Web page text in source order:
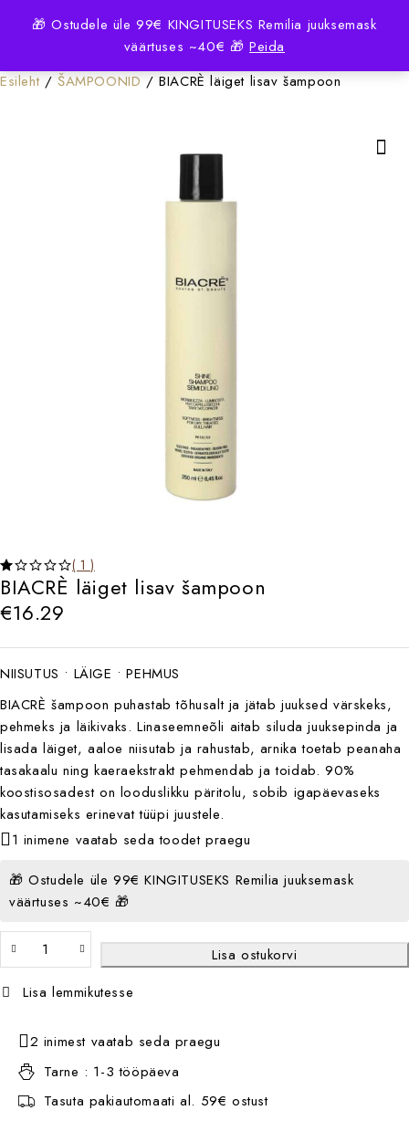
🎁 Ostudele üle 99€ KINGITUSEKS Remilia juuksemask
väärtuses ~40€ 🎁Peida
Esileht/ŠAMPOONID / BIACRÈ läiget lisav šampoon
( 1 )
BIACRÈ läiget lisav šampoon
€16.29
NIISUTUS • LÄIGE • PEHMUS
BIACRÈ šampoon puhastab tõhusalt ja jätab juuksed värskeks,
pehmeks ja läikivaks. Linaseemneõli aitab siluda juuksepinda ja
lisada läiget, aaloe niisutab ja rahustab, arnika toetab peanaha
tasakaalu ning kaeraekstrakt pehmendab ja toidab. 90%
koostisosadest on looduslikku päritolu, sobib igapäevaseks
kasutamiseks erinevat tüüpi juustele.
1 inimene vaatab seda toodet praegu
🎁 Ostudele üle 99€ KINGITUSEKS Remilia juuksemask
väärtuses ~40€ 🎁
Lisa ostukorvi
Lisa lemmikutesse
2 inimest vaatab seda praegu
Tarne : 1-3 tööpäeva
Tasuta pakiautomaati al. 59€ ostust